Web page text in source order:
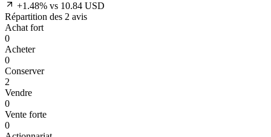
+1.48% vs 10.84 USD
Répartition des 2 avis
Achat fort
0
Acheter
0
Conserver
2
Vendre
0
Vente forte
0